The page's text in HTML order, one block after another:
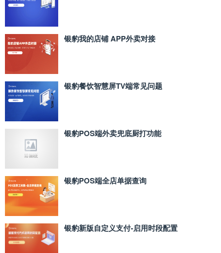
银豹我的店铺 APP外卖对接
银豹餐饮智慧屏TV端常见问题
银豹POS端外卖兜底厨打功能
银豹POS端全店单据查询
银豹新版自定义支付‑启用时段配置